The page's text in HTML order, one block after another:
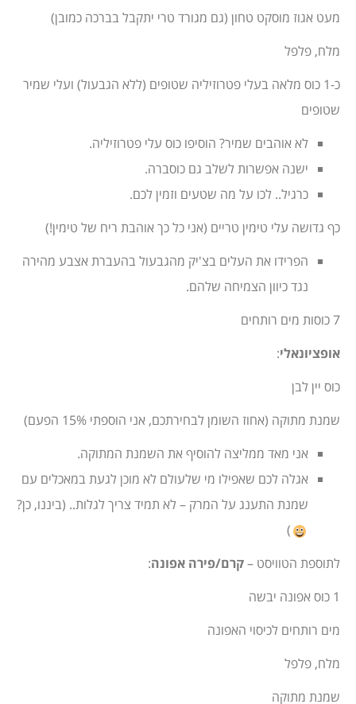
מעט אגוז מוסקט טחון (גם מגורד טרי יתקבל בברכה כמובן)
מלח, פלפל
כ-1 כוס מלאה בעלי פטרוזיליה שטופים (ללא הגבעול) ועלי שמיר
שטופים
לא אוהבים שמיר? הוסיפו כוס עלי פטרוזיליה.
ישנה אפשרות לשלב גם כוסברה.
כרגיל.. לכו על מה שטעים וזמין לכם.
כף גדושה עלי טימין טריים (אני כל כך אוהבת ריח של טימין!)
הפרידו את העלים בצ'יק מהגבעול בהעברת אצבע מהירה
נגד כיוון הצמיחה שלהם.
7 כוסות מים רותחים
אופציונאלי:
כוס יין לבן
שמנת מתוקה (אחוז השומן לבחירתכם, אני הוספתי 15% הפעם)
אני מאד ממליצה להוסיף את השמנת המתוקה.
אגלה לכם שאפילו מי שלעולם לא מוכן לגעת במאכלים עם
שמנת התענג על המרק – לא תמיד צריך לגלות.. (ביננו, כן?
)
לתוספת הטוויסט –קרם/פירה אפונה:
1 כוס אפונה יבשה
מים רותחים לכיסוי האפונה
מלח, פלפל
שמנת מתוקה